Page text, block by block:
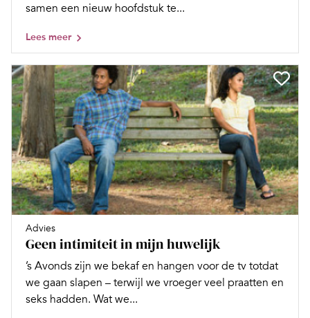
samen een nieuw hoofdstuk te...
Lees meer
Advies
Geen intimiteit in mijn huwelijk
’s Avonds zijn we bekaf en hangen voor de tv totdat
we gaan slapen – terwijl we vroeger veel praatten en
seks hadden. Wat we...